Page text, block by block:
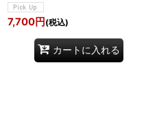
7,700円 (税込)
カートに入れる